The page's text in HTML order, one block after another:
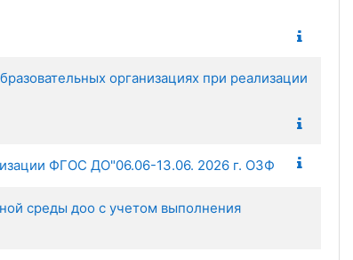
организациях при реализации
ФГОС ДО"06.06-13.06. 2026 г. ОЗФ
среды доо с учетом выполнения